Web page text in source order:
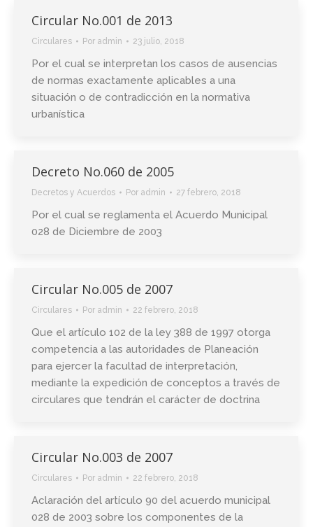
Circular No.001 de 2013
Circulares Por admin 23 julio, 2018
Por el cual se interpretan los casos de ausencias
de normas exactamente aplicables a una
situación o de contradicción en la normativa
urbanística
Decreto No.060 de 2005
Decretos y Acuerdos Por admin 27 febrero, 2018
Por el cual se reglamenta el Acuerdo Municipal
028 de Diciembre de 2003
Circular No.005 de 2007
Circulares Por admin 22 febrero, 2018
Que el artículo 102 de la ley 388 de 1997 otorga
competencia a las autoridades de Planeación
para ejercer la facultad de interpretación,
mediante la expedición de conceptos a través de
circulares que tendrán el carácter de doctrina
Circular No.003 de 2007
Circulares Por admin 22 febrero, 2018
Aclaración del artículo 90 del acuerdo municipal
028 de 2003 sobre los componentes de la